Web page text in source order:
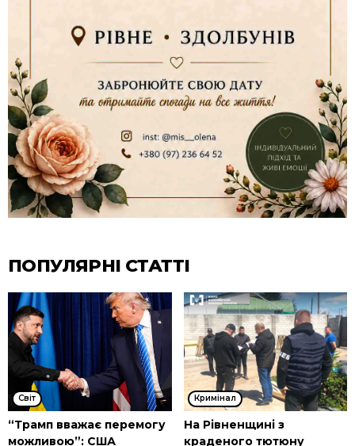
ПОПУЛЯРНІ СТАТТІ
Cвіт
“Трамп вважає перемогу
можливою”: США
Кримінал
На Рівненщині з
краденого тютюну